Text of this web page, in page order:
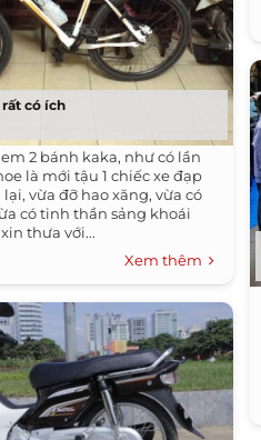
rất có ích
2 bánh kaka, như có lần
là mới tậu 1 chiếc xe đạp
vừa đỡ hao xăng, vừa có
có tinh thần sảng khoái
thưa với...
Xem thêm